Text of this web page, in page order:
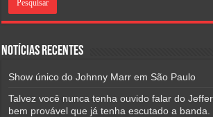
Notícias Recentes
Show único do Johnny Marr em São Paulo
Talvez você nunca tenha ouvido falar do
bem provável que já tenha escutado a banda.